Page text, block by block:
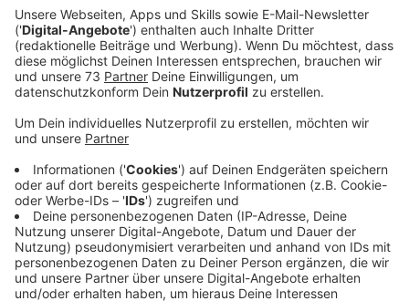
Ein Promi, keine Fragen und fünf
Gegenstände
Anzeige
Wenn ein Popstar, Comedian, Schauspieler oder
Politiker bei uns zu Besuch ist, stellt er sich auch dem
besonderen Video-Interview „Fünf für". Dabei wird
keine einzige Frage gestellt, sondern dem Gast
einfach fünf Dinge in die Hand gedrückt, zu denen er
das erzählt, was ihm als Erstes einfällt. Keine